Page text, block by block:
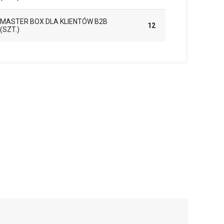
MASTER BOX DLA KLIENTÓW B2B
(SZT.)
12